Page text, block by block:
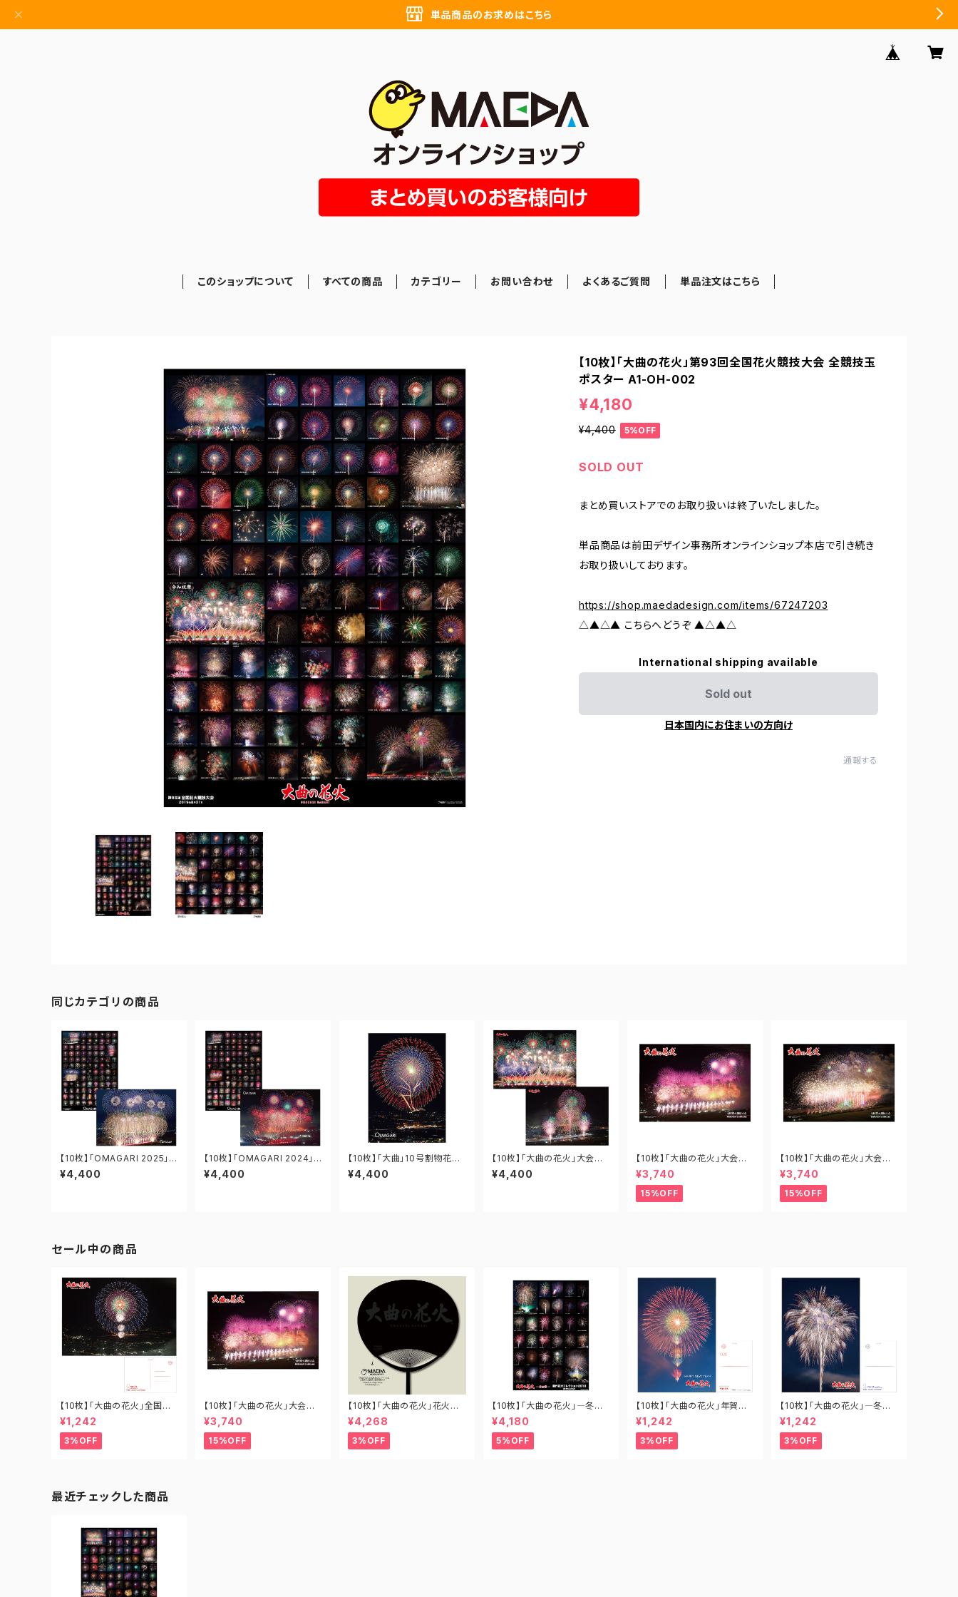
単品商品のお求めはこちら
このショップについて すべての商品 カテゴリー お問い合わせ よくあるご質問 単品注文はこちら
【10枚】「大曲の花火」第93回全国花火競技大会 全競技玉
ポスター A1-OH-002
¥4,180
¥4,400 5%OFF
SOLD OUT
まとめ買いストアでのお取り扱いは終了いたしました。
単品商品は前田デザイン事務所オンラインショップ本店で引き続き
お取り扱いしております。
https://shop.maedadesign.com/items/67247203
△▲△▲ こちらへどうぞ ▲△▲△
International shipping available
Sold out
日本国内にお住まいの方向け
通報する
同じカテゴリの商品
【10枚】「OMAGARI 2025」第
97回全国花火競技大会の記
録 リバーシブル（両面印刷）ポ
¥4,400
【10枚】「OMAGARI 2024」
第96回全国花火競技大会の
記録 リバーシブル（両面印刷）
¥4,400
【10枚】「大曲」10号割物花火
B1サイズポスター B1-OM-0
01
¥4,400
【10枚】「大曲の花火」大会提
供・フィナーレ 両面印刷ポス
ター A1-OH-004
¥4,400
【10枚】「大曲の花火」大会提
供花火 あさきゆめみし B1-O
H-001
¥3,740
15%OFF
【10枚】「大曲の花火」大会提
¥3,740
15%OFF
セール中の商品
【10枚】「大曲の花火」全国花
火競技大会ポストカード「十
号割物花火バージョン」 PO-
OH-002N
¥1,242
3%OFF
【10枚】「大曲の花火」大会提
供花火 あさきゆめみし B1-O
H-001
¥3,740
15%OFF
【10枚】「大曲の花火」花火撮
¥4,268
3%OFF
【10枚】「大曲の花火」―冬の
章― 新作花火コレクション20
19 全競技玉ポスター A2-SH
-002
¥4,180
5%OFF
【10枚】「大曲の花火」年賀状
PO-OH-029
¥1,242
3%OFF
【10枚】「大曲の花火」―冬の
章― 新作花火コレクション ポ
¥1,242
3%OFF
最近チェックした商品